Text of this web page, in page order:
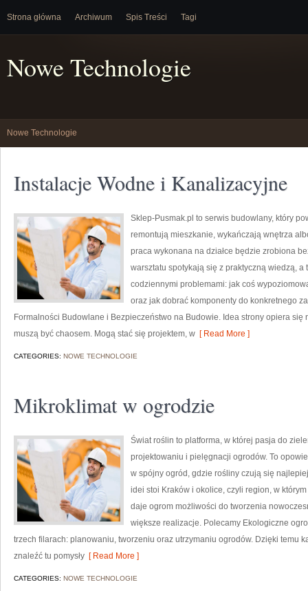
Strona główna Archiwum Spis Treści Tagi
Nowe Technologie
Nowe Technologie
Instalacje Wodne i Kanalizacyjne
Sklep-Pusmak.pl to serwis budowlany, który
remontują mieszkanie, wykańczają wnętrza
praca wykonana na działce będzie zrobiona
warsztatu spotykają się z praktyczną wiedzą,
codziennymi problemami: jak coś
oraz jak dobrać komponenty do konkretnego
Formalności Budowlane i Bezpieczeństwo na Budowie. Idea strony opiera się
muszą być chaosem. Mogą stać się projektem, w [ Read More ]
CATEGORIES: NOWE TECHNOLOGIE
Mikroklimat w ogrodzie
Świat roślin to platforma, w której pasja do
projektowaniu i pielęgnacji ogrodów. To
w spójny ogród, gdzie rośliny czują się
idei stoi Kraków i okolice, czyli region, w
daje ogrom możliwości do tworzenia
większe realizacje. Polecamy Ekologiczne
trzech filarach: planowaniu, tworzeniu oraz utrzymaniu ogrodów. Dzięki temu
znaleźć tu pomysły [ Read More ]
CATEGORIES: NOWE TECHNOLOGIE